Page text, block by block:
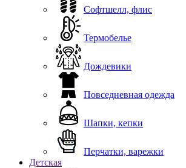
Софтшелл, флис
Термобелье
Дождевики
Повседневная одежда
Шапки, кепки
Перчатки, варежки
Детская